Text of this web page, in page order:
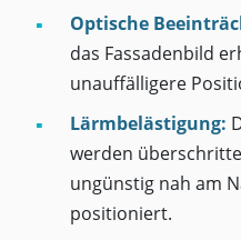
Optische
das Fassadenbild
unauffälligere
Lärmbelästigung:
werden
ungünstig nah am
positioniert.